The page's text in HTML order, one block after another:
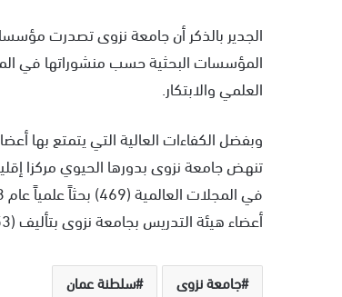
المؤسسات البحثية حسب منشوراتها في
العلمي والابتكار.
وبفضل الكفاءات العالية التي يتمتع بها
تنهض جامعة نزوى بدورها الحيوي مركزا
أعضاء هيئة التدريس بجامعة نزوى بتأليف (53) كتاباً وفصول كتب
جامعة نزوى سلطنة عمان